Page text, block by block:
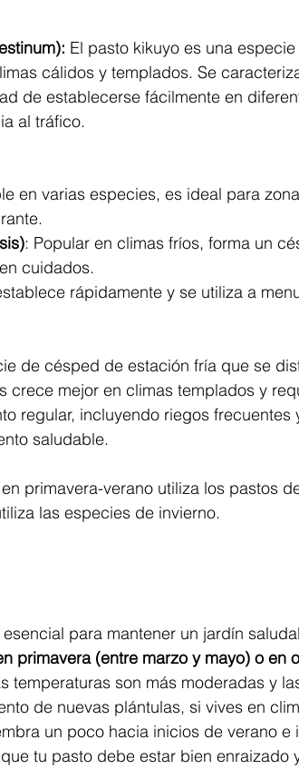
El pasto kikuyo es una
cálidos y templados. Se
de establecerse fácilmente en
al tráfico.
en varias especies, es ideal para
: Popular en climas fríos, forma un
cuidados.
rápidamente y se utiliza a
de césped de estación fría que se
crece mejor en climas templados y
regular, incluyendo riegos frecuentes
saludable.
primavera-verano utiliza los pastos
las especies de invierno.
para mantener un jardín
primavera (entre marzo y mayo) o en
temperaturas son más moderadas y
de nuevas plántulas, si vives en
un poco hacia inicios de verano e
tu pasto debe estar bien enraizado